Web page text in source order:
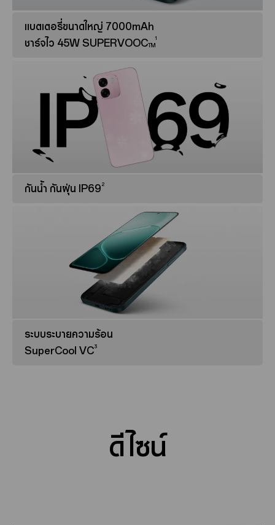
แบตเตอรี่ขนาดใหญ่ 7000mAh
ชาร์จไว 45W SUPERVOOCTM
1
กันน้ำ กันฝุ่น IP69 2
ระบบระบายความร้อน
SuperCool VC3
ดีไซน์